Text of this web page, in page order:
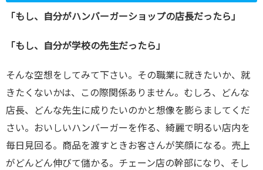
「もし、自分がハンバーガーショップの店長だったら」
「もし、自分が学校の先生だったら」
そんな空想をしてみて下さい。その職業に就きたいか、就
きたくないかは、この際関係ありません。むしろ、どんな
店長、どんな先生に成りたいのかと想像を膨らましてくだ
さい。おいしいハンバーガーを作る、綺麗で明るい店内を
毎日見回る。商品を渡すときお客さんが笑顔になる。売上
がどんどん伸びて儲かる。チェーン店の幹部になり、そし